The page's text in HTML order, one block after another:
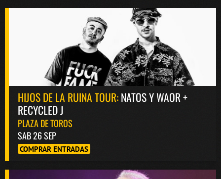
HIJOS DE LA RUINA TOUR:NATOS Y WAOR +
RECYCLED J
PLAZA DE TOROS
SAB 26 SEP
COMPRAR ENTRADAS